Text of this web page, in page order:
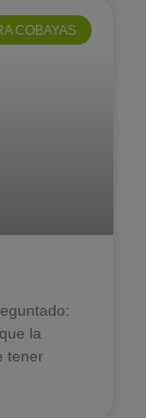
COBAYAS
la
tener